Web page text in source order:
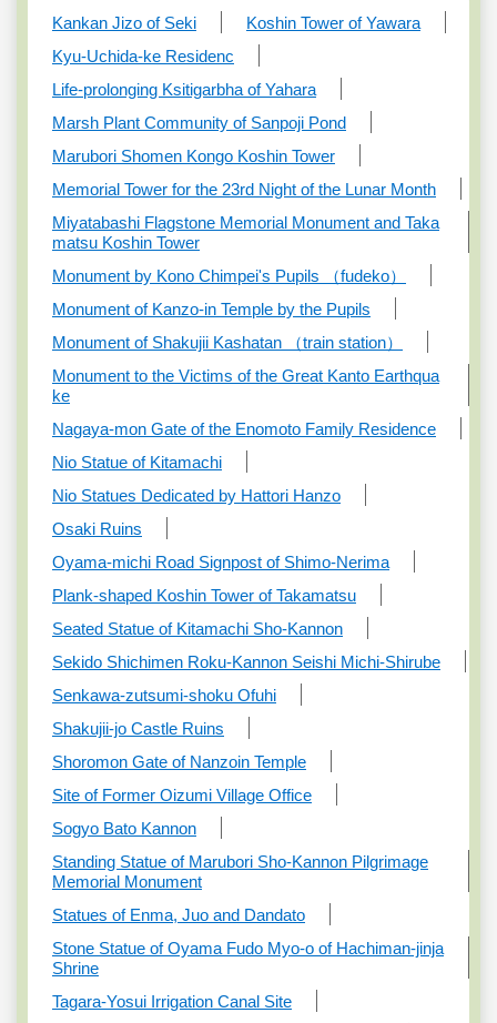
Kankan Jizo of Seki
Koshin Tower of Yawara
Kyu-Uchida-ke Residenc
Life-prolonging Ksitigarbha of Yahara
Marsh Plant Community of Sanpoji Pond
Marubori Shomen Kongo Koshin Tower
Memorial Tower for the 23rd Night of the Lunar Month
Miyatabashi Flagstone Memorial Monument and Taka
matsu Koshin Tower
Monument by Kono Chimpei's Pupils （fudeko）
Monument of Kanzo-in Temple by the Pupils
Monument of Shakujii Kashatan （train station）
Monument to the Victims of the Great Kanto Earthqua
ke
Nagaya-mon Gate of the Enomoto Family Residence
Nio Statue of Kitamachi
Nio Statues Dedicated by Hattori Hanzo
Osaki Ruins
Oyama-michi Road Signpost of Shimo-Nerima
Plank-shaped Koshin Tower of Takamatsu
Seated Statue of Kitamachi Sho-Kannon
Sekido Shichimen Roku-Kannon Seishi Michi-Shirube
Senkawa-zutsumi-shoku Ofuhi
Shakujii-jo Castle Ruins
Shoromon Gate of Nanzoin Temple
Site of Former Oizumi Village Office
Sogyo Bato Kannon
Standing Statue of Marubori Sho-Kannon Pilgrimage
Memorial Monument
Statues of Enma, Juo and Dandato
Stone Statue of Oyama Fudo Myo-o of Hachiman-jinja
Shrine
Tagara-Yosui Irrigation Canal Site